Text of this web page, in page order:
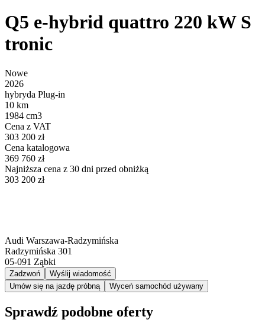
Q5 e-hybrid quattro 220 kW S
tronic
Nowe
2026
hybryda Plug-in
10 km
1984 cm3
Cena z VAT
303 200 zł
Cena katalogowa
369 760 zł
Najniższa cena z 30 dni przed obniżką
303 200 zł
Audi Warszawa-Radzymińska
Radzymińska 301
05-091 Ząbki
Zadzwoń
Wyślij wiadomość
Umów się na jazdę próbną
Wyceń samochód używany
Sprawdź podobne oferty